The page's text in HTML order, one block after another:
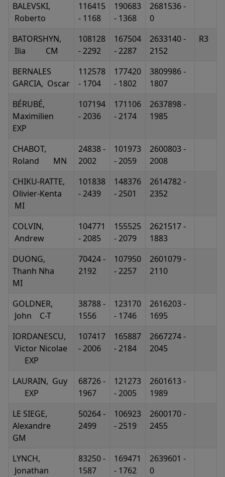
BALEVSKI,
Roberto
116415
- 1168
190683
- 1368
2681536 -
0
BATORSHYN,
Ilia CM
108128
- 2292
167504
- 2287
2633140 -
2152
R3
BERNALES
GARCIA, Oscar
112578
- 1704
177420
- 1802
3809986 -
1807
BÉRUBÉ,
Maximilien
EXP
107194
- 2036
171106
- 2174
2637898 -
1985
CHABOT,
Roland MN
24838 -
2002
101973
- 2059
2600803 -
2008
CHIKU-RATTE,
Olivier-Kenta
MI
101838
- 2439
148376
- 2501
2614782 -
2352
COLVIN,
Andrew
104771
- 2085
155525
- 2079
2621517 -
1883
DUONG,
Thanh Nha
MI
70424 -
2192
107950
- 2257
2601079 -
2110
GOLDNER,
John C-T
38788 -
1556
123170
- 1746
2616203 -
1695
IORDANESCU,
Victor Nicolae
EXP
107417
- 2006
165887
- 2184
2667274 -
2045
LAURAIN, Guy
EXP
68726 -
1967
121273
- 2005
2601613 -
1989
LE SIEGE,
Alexandre
GM
50264 -
2499
106923
- 2519
2600170 -
2455
LYNCH,
Jonathan
83250 -
1587
169471
- 1762
2639601 -
0